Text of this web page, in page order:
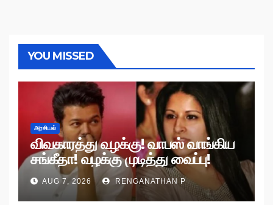
YOU MISSED
அரசியல்
விவகாரத்து வழக்கு! வாபஸ் வாங்கிய
சங்கீதா! வழக்கு முடித்து வைப்பு!
AUG 7, 2026 RENGANATHAN P